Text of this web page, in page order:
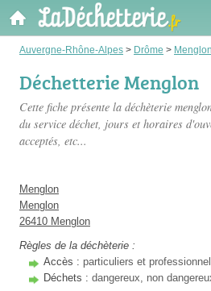
Auvergne-Rhône-Alpes > Drôme > Menglon
Déchetterie Menglon
Cette fiche présente la déchèterie
du service déchet, jours et horaires
acceptés, etc...
Menglon
Menglon
26410 Menglon
Règles de la déchèterie :
Accès : particuliers et
Déchets : dangereux, non